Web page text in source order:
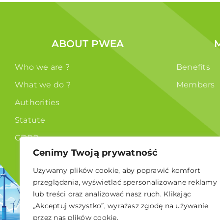
Cenimy Twoją prywatność
Używamy plików cookie, aby poprawić komfort
przeglądania, wyświetlać spersonalizowane reklamy
lub treści oraz analizować nasz ruch. Klikając
„Akceptuj wszystko”, wyrażasz zgodę na używanie
przez nas plików cookie.
ABOUT PWEA
Who we are ?
What we do ?
Authorities
Statute
GDPR
Benefits
Members
© 2024 Polskie Stowarzyszenie Energetyki Wiatrowej